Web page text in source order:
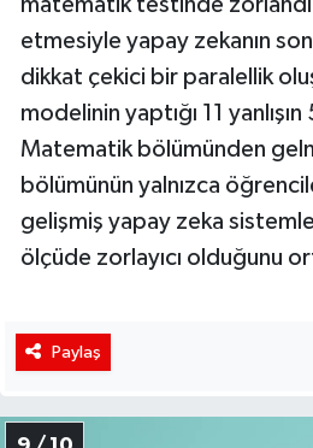
etmesiyle yapay zekanın
dikkat çekici bir paralellik
modelinin yaptığı 11 yanlışın
Matematik bölümünden
bölümünün yalnızca
gelişmiş yapay zeka
ölçüde zorlayıcı olduğunu
Paylaş